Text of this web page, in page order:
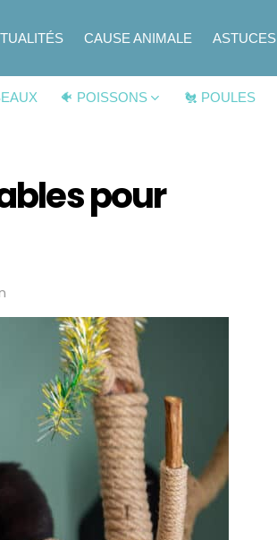
CAUSE ANIMALE ASTUCES
🐠 POISSONS 🐔 POULES
pour